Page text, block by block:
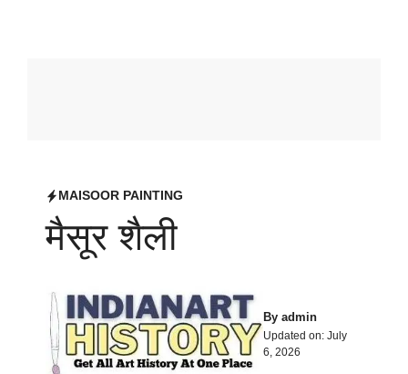
MAISOOR PAINTING
मैसूर शैली
By admin
Updated on: July
6, 2026